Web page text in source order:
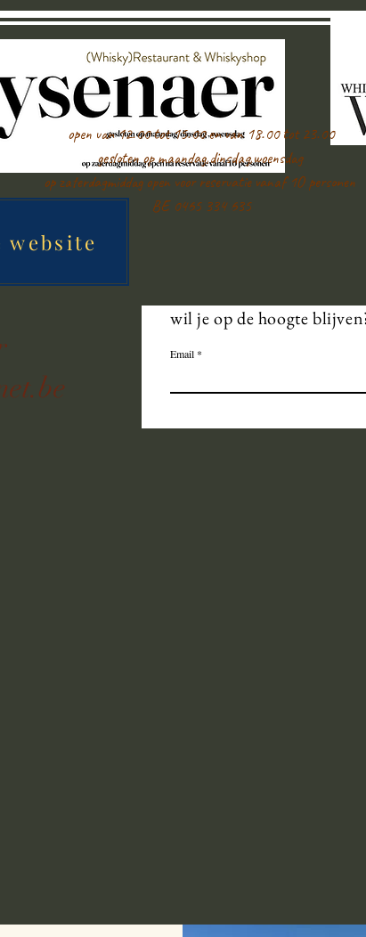
open van 12.00 tot 15.00 en van 18.00 tot 23.00
gesloten op maandag,dinsdag,woensdag
op zaterdagmiddag open voor reservatie vanaf 1O personen
BE 0465 334 635
website
wil je op de hoogte
Email